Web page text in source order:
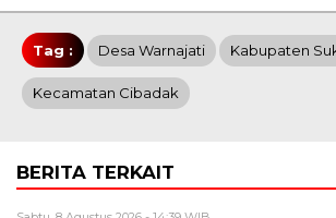
Tag : Desa Warnajati Kabupaten
Kecamatan Cibadak
BERITA TERKAIT